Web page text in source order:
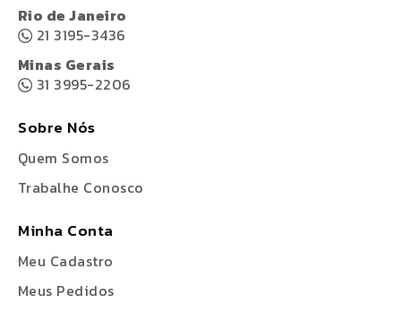
Rio de Janeiro
21 3195-3436
Minas Gerais
31 3995-2206
Sobre Nós
Quem Somos
Trabalhe Conosco
Minha Conta
Meu Cadastro
Meus Pedidos